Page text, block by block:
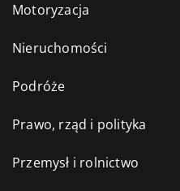
Motoryzacja
Nieruchomości
Podróże
Prawo, rząd i polityka
Przemysł i rolnictwo